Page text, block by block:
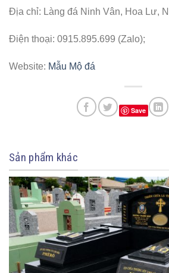
Địa chỉ: Làng đá Ninh Vân, Hoa Lư,
Điện thoại: 0915.895.699 (Zalo);
Website: Mẫu Mộ đá
Save
Sản phẩm khác